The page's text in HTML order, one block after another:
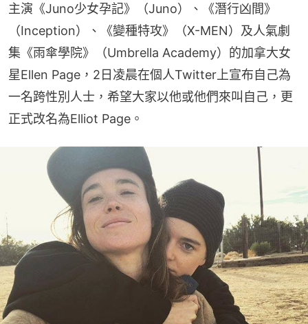
主演《Juno少女孕記》（Juno）、《潛行凶間》
（Inception）、《變種特攻》（X-MEN）及人氣劇
集《雨傘學院》（Umbrella Academy）的加拿大女
星Ellen Page，2日凌晨在個人Twitter上宣布自己為
一名跨性別人士，希望大家以他或他們來叫自己，更
正式改名為Elliot Page。